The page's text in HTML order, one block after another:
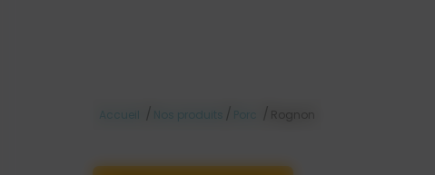
Accueil / Nos produits / Rognon